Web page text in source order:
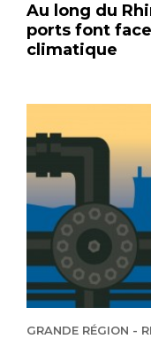
Au long du
ports font
climatique
GRANDE RÉGION -